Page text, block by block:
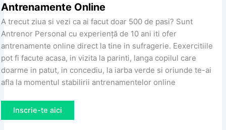
Antrenamente Online
A trecut ziua si vezi ca ai facut doar 500 de pasi? Sunt
Antrenor Personal cu experiență de 10 ani iti ofer
antrenamente online direct la tine in sufragerie. Eexercitiile
pot fi facute acasa, in vizita la parinti, langa copilul care
doarme in patut, in concediu, la iarba verde si oriunde te-ai
afla la momentul stabilirii antrenamentelor online
Inscrie-te aici